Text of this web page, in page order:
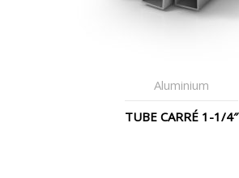
Aluminium
TUBE CARRÉ 1-1/4″